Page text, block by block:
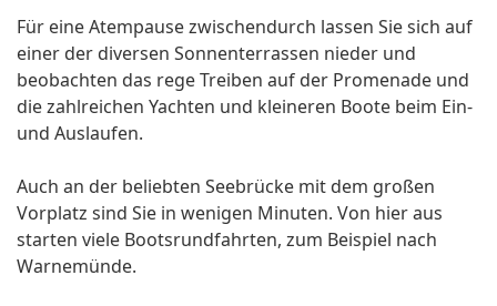
Für eine Atempause zwischendurch lassen Sie sich auf
einer der diversen Sonnenterrassen nieder und
beobachten das rege Treiben auf der Promenade und
die zahlreichen Yachten und kleineren Boote beim Ein-
und Auslaufen.
Auch an der beliebten Seebrücke mit dem großen
Vorplatz sind Sie in wenigen Minuten. Von hier aus
starten viele Bootsrundfahrten, zum Beispiel nach
Warnemünde.